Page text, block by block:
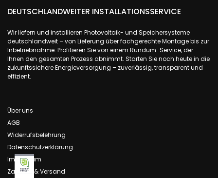
DEUTSCHLANDWEITER INSTALLATIONSSERVICE
Wir liefern und installieren Photovoltaik- und Speichersysteme
deutschlandweit – von Lieferung über fachgerechte Montage bis zur
Inbetriebnahme. Profitieren Sie von einem Rundum-Service, der
Ihnen den gesamten Prozess abnimmt. Starten Sie noch heute in die
zukunftssichere Energieversorgung – zuverlässig, transparent und
effizient.
Über uns
AGB
Widerrufsbelehrung
Datenschutzerklärung
Impressum
Zahlung & Versand